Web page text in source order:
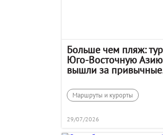
Больше чем пляж:
Юго-Восточную Азию
вышли за привычные
Маршруты и курорты
29/07/2026